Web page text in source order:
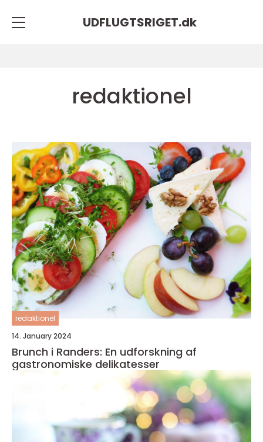
UDFLUGTSRIGET.dk
redaktionel
redaktionel
14. January 2024
Brunch i Randers: En udforskning af
gastronomiske delikatesser